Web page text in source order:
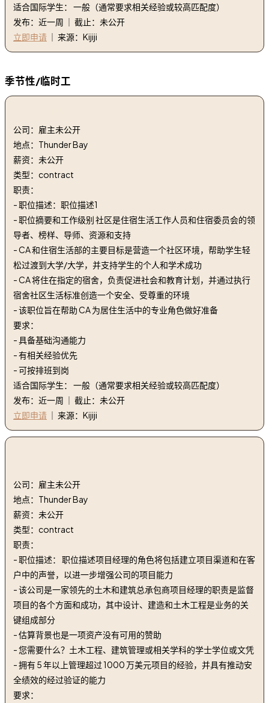
适合国际学生： 一般（通常要求相关经验或较高匹配度）
发布：近一周 ｜ 截止：未公开
立即申请 ｜ 来源：Kijiji
季节性/临时工
公司：雇主未公开
地点：Thunder Bay
薪资：未公开
类型：contract
职责：
- 职位描述：职位描述1
- 职位摘要和工作级别 社区是住宿生活工作人员和住宿委员会的领
导者、榜样、导师、资源和支持
- CA 和住宿生活部的主要目标是营造一个社区环境，帮助学生轻
松过渡到大学/大学，并支持学生的个人和学术成功
- CA 将住在指定的宿舍，负责促进社会和教育计划，并通过执行
宿舍社区生活标准创造一个安全、受尊重的环境
- 该职位旨在帮助 CA 为居住生活中的专业角色做好准备
要求：
- 具备基础沟通能力
- 有相关经验优先
- 可按排班到岗
适合国际学生： 一般（通常要求相关经验或较高匹配度）
发布：近一周 ｜ 截止：未公开
立即申请 ｜ 来源：Kijiji
公司：雇主未公开
地点：Thunder Bay
薪资：未公开
类型：contract
职责：
- 职位描述： 职位描述项目经理的角色将包括建立项目渠道和在客
户中的声誉，以进一步增强公司的项目能力
- 该公司是一家领先的土木和建筑总承包商项目经理的职责是监督
项目的各个方面和成功，其中设计、建造和土木工程是业务的关
键组成部分
- 估算背景也是一项资产没有可用的赞助
- 您需要什么？土木工程、建筑管理或相关学科的学士学位或文凭
- 拥有 5 年以上管理超过 1000 万美元项目的经验，并具有推动安
全绩效的经过验证的能力
要求：